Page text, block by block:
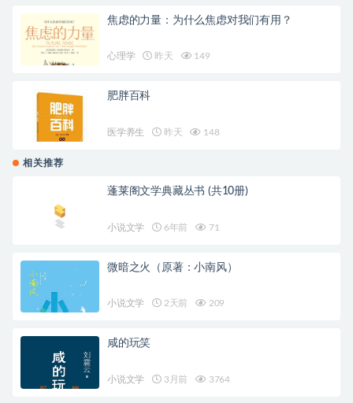
焦虑的力量：为什么焦虑对我们有用？
心理学 昨天 149
肥胖百科
医学养生 昨天 148
相关推荐
蓬莱阁文学典藏丛书 (共10册)
小说文学 6年前 71
微暗之火（原著：小南风）
小说文学 2天前 209
咸的玩笑
小说文学 3月前 3764